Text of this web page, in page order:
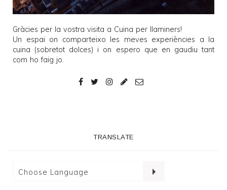
Gràcies per la vostra visita a Cuina per llaminers!
Un espai on comparteixo les meves experiències a la
cuina (sobretot dolces) i on espero que en gaudiu tant
com ho faig jo.
TRANSLATE